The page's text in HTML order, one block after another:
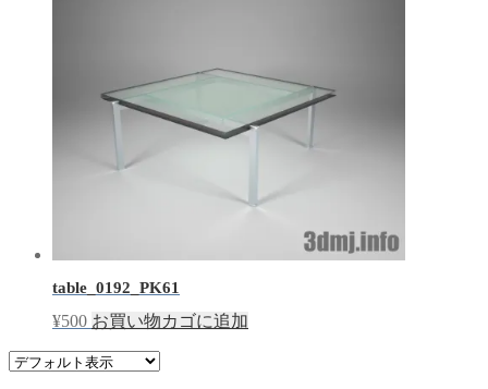
table_0192_PK61
¥500 お買い物カゴに追加